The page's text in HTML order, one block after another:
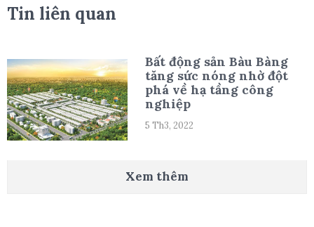
Tin liên quan
Bất động sản Bàu Bàng
tăng sức nóng nhờ đột
phá về hạ tầng công
nghiệp
5 Th3, 2022
Xem thêm